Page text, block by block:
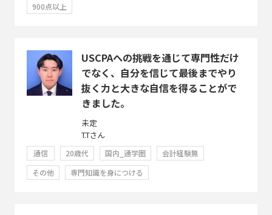
900点以上
USCPAへの挑戦を通じて専門性だけ
でなく、自分を信じて最後までやり
抜く力と大きな自信を得ることがで
きました。
未定
T.Tさん
通信 20歳代 国内_通学圏
会計経験無
その他
専門知識を身につける